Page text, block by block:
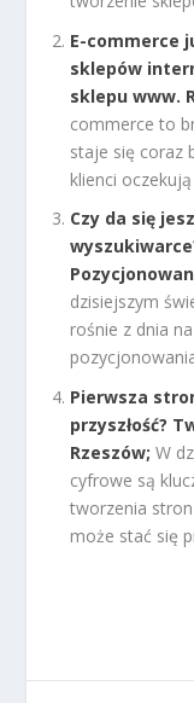
E-commerce
sklepów
sklepu www.
commerce to
staje się coraz
klienci
Czy da się
dzisiejszym
rośnie z dnia
Pierwsza
przyszłość?
Rzeszów; W
cyfrowe są
tworzenia
może stać się